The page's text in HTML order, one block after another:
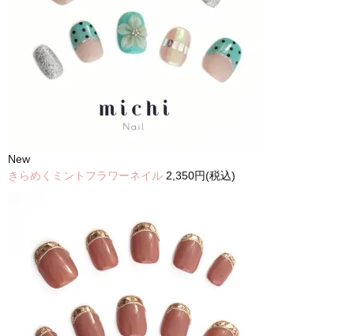
New
きらめくミントフラワーネイル 2,350円(税込)